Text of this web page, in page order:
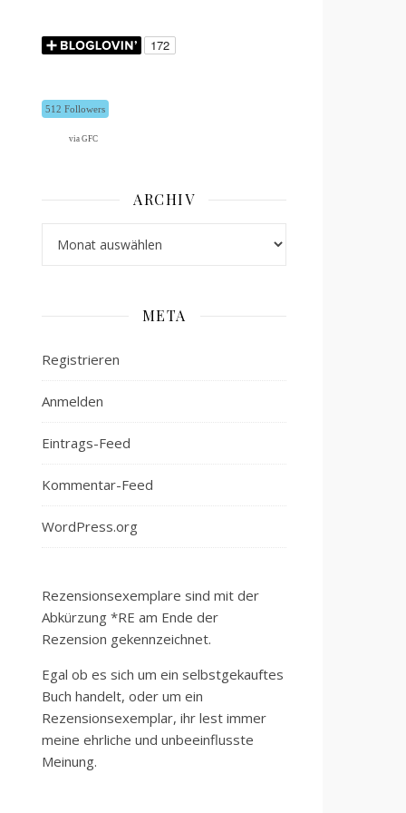
512 Followers
via GFC
ARCHIV
META
Registrieren
Anmelden
Eintrags-Feed
Kommentar-Feed
WordPress.org
Rezensionsexemplare sind mit der
Abkürzung *RE am Ende der
Rezension gekennzeichnet.
Egal ob es sich um ein selbstgekauftes
Buch handelt, oder um ein
Rezensionsexemplar, ihr lest immer
meine ehrliche und unbeeinflusste
Meinung.